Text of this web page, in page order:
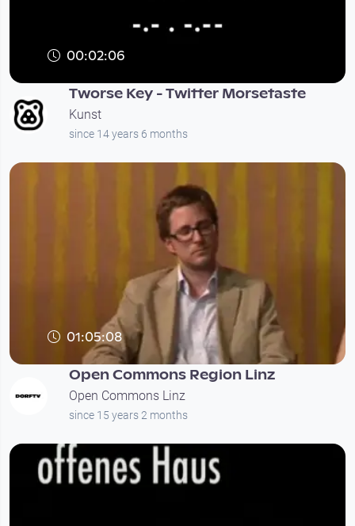
00:02:06
Tworse Key - Twitter Morsetaste
Kunst
since 14 years 6 months
01:05:08
Open Commons Region Linz
Open Commons Linz
since 15 years 2 months